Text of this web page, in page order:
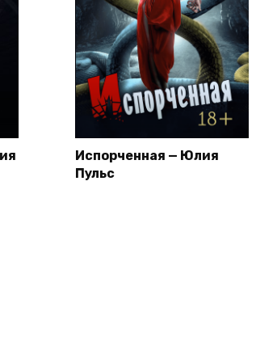
Испорченная — Юлия
Пульс